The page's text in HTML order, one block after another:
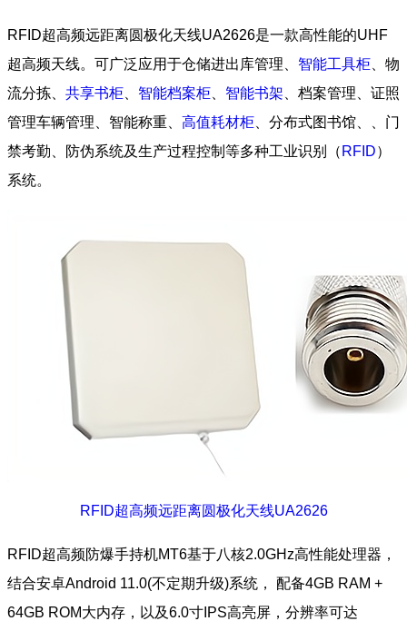
RFID超高频远距离圆极化天线UA2626是一款高性能的UHF
超高频天线。可广泛应用于仓储进出库管理、 智能工具柜 、物
流分拣、 共享书柜 智能档案柜 智能书架 、档案管理、证照
管理车辆管理、智能称重、 高值耗材柜 、分布式图书馆、、门
禁考勤、防伪系统及生产过程控制等多种工业识别（ RFID）
系统。
RFID超高频远距离圆极化天线UA2626
RFID超高频防爆手持机MT6基于八核2.0GHz高性能处理器，
结合安卓Android 11.0(不定期升级)系统， 配备4GB RAM +
64GB ROM大内存，以及6.0寸IPS高亮屏，分辨率可达